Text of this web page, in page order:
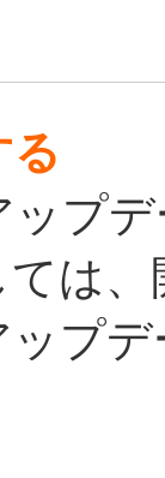
る
ップ
は
プ